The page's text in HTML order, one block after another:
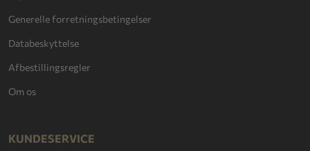
Generelle forretningsbetingelser
Databeskyttelse
Afbestillingsregler
Om os
KUNDESERVICE